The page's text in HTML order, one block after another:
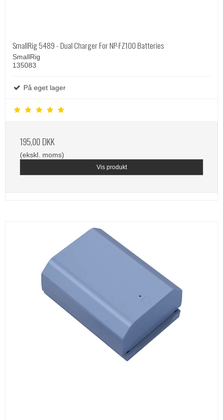
SmallRig 5489 - Dual Charger For NP-FZ100 Batteries
SmallRig
135083
På eget lager
195,00 DKK
(ekskl. moms)
Vis produkt